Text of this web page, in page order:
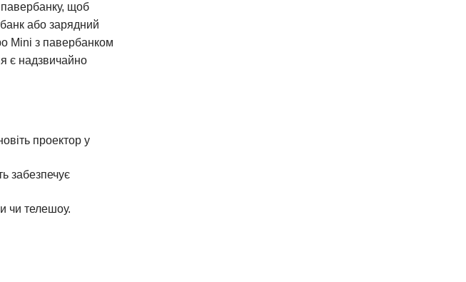
павербанку, щоб
або зарядний
Mini з павербанком
є надзвичайно
проектор у
забезпечує
чи телешоу.